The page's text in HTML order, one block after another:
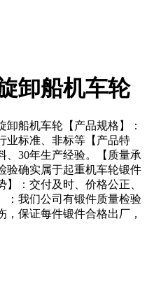
卸船机车轮
卸船机车轮【产品规格】：
业标准、非标等【产品特
、30年生产经验。【质量承
验确实属于起重机车轮锻件
：交付及时、价格公正、
：我们公司有锻件质量检验
保证每件锻件合格出厂，